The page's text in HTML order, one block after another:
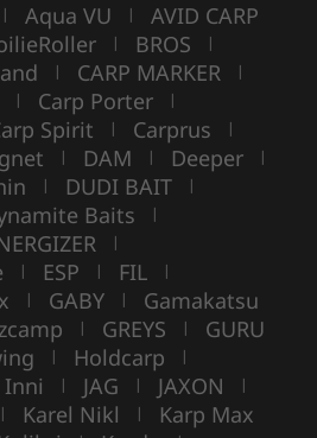
| Aqua VU | AVID CARP
| BROS |
| CARP MARKER |
| Carp Porter |
Spirit | Carprus |
| DAM | Deeper |
| DUDI BAIT |
Baits |
|
| ESP | FIL |
| GABY | Gamakatsu
| GREYS | GURU
| Holdcarp |
Inni | JAG | JAXON |
| Karel Nikl | Karp Max